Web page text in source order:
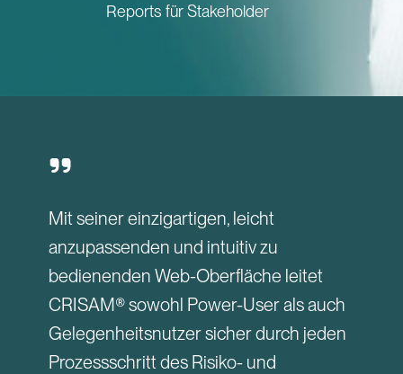
Reports für Stakeholder
Mit seiner einzigartigen, leicht
anzupassenden und intuitiv zu
bedienenden Web-Oberfläche leitet
CRISAM® sowohl Power-User als auch
Gelegenheitsnutzer sicher durch jeden
Prozessschritt des Risiko- und